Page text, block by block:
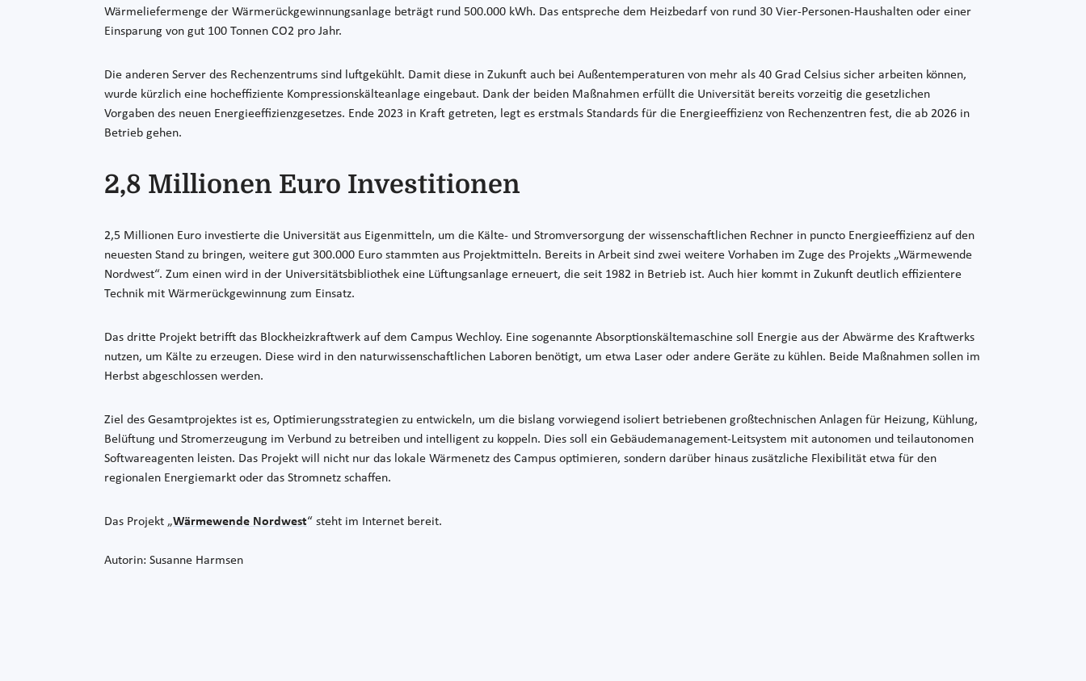
Wärmeliefermenge der Wärmerückgewinnungsanlage beträgt rund 500.000 kWh. Das entspreche dem Heizbedarf von rund 30 Vier-Personen-Haushalten oder einer
Einsparung von gut 100 Tonnen CO2 pro Jahr.
Die anderen Server des Rechenzentrums sind luftgekühlt. Damit diese in Zukunft auch bei Außentemperaturen von mehr als 40 Grad Celsius sicher arbeiten können,
wurde kürzlich eine hocheffiziente Kompressionskälteanlage eingebaut. Dank der beiden Maßnahmen erfüllt die Universität bereits vorzeitig die gesetzlichen
Vorgaben des neuen Energieeffizienzgesetzes. Ende 2023 in Kraft getreten, legt es erstmals Standards für die Energieeffizienz von Rechenzentren fest, die ab 2026 in
Betrieb gehen.
2,8 Millionen Euro Investitionen
2,5 Millionen Euro investierte die Universität aus Eigenmitteln, um die Kälte- und Stromversorgung der wissenschaftlichen Rechner in puncto Energieeffizienz auf den
neuesten Stand zu bringen, weitere gut 300.000 Euro stammten aus Projektmitteln. Bereits in Arbeit sind zwei weitere Vorhaben im Zuge des Projekts „Wärmewende
Nordwest“. Zum einen wird in der Universitätsbibliothek eine Lüftungsanlage erneuert, die seit 1982 in Betrieb ist. Auch hier kommt in Zukunft deutlich effizientere
Technik mit Wärmerückgewinnung zum Einsatz.
Das dritte Projekt betrifft das Blockheizkraftwerk auf dem Campus Wechloy. Eine sogenannte Absorptionskältemaschine soll Energie aus der Abwärme des Kraftwerks
nutzen, um Kälte zu erzeugen. Diese wird in den naturwissenschaftlichen Laboren benötigt, um etwa Laser oder andere Geräte zu kühlen. Beide Maßnahmen sollen im
Herbst abgeschlossen werden.
Ziel des Gesamtprojektes ist es, Optimierungsstrategien zu entwickeln, um die bislang vorwiegend isoliert betriebenen großtechnischen Anlagen für Heizung, Kühlung,
Belüftung und Stromerzeugung im Verbund zu betreiben und intelligent zu koppeln. Dies soll ein Gebäudemanagement-Leitsystem mit autonomen und teilautonomen
Softwareagenten leisten. Das Projekt will nicht nur das lokale Wärmenetz des Campus optimieren, sondern darüber hinaus zusätzliche Flexibilität etwa für den
regionalen Energiemarkt oder das Stromnetz schaffen.
Das Projekt „Wärmewende Nordwest“ steht im Internet bereit.
Autorin: Susanne Harmsen